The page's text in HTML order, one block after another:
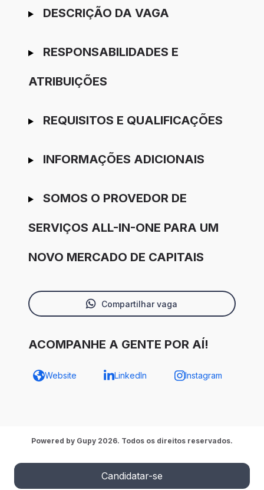
Ir para candidatura
DESCRIÇÃO DA VAGA
RESPONSABILIDADES E
ATRIBUIÇÕES
REQUISITOS E QUALIFICAÇÕES
INFORMAÇÕES ADICIONAIS
SOMOS O PROVEDOR DE
SERVIÇOS ALL-IN-ONE PARA UM
NOVO MERCADO DE CAPITAIS
Compartilhar vaga
ACOMPANHE A GENTE POR AÍ!
Website LinkedIn Instagram
Candidatar-se
Powered by Gupy 2026. Todos os direitos reservados.